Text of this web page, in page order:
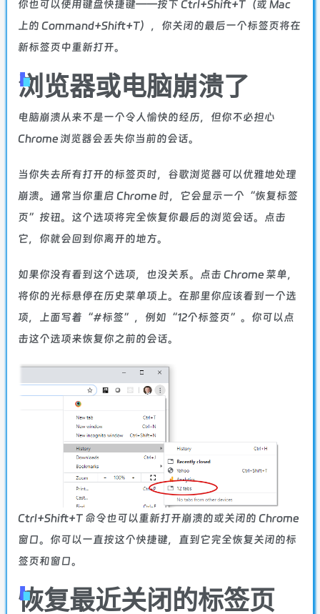
你也可以使用键盘快捷键——按下 Ctrl+Shift+T（或 Mac
上的 Command+Shift+T），你关闭的最后一个标签页将在
新标签页中重新打开。
浏览器或电脑崩溃了
电脑崩溃从来不是一个令人愉快的经历，但你不必担心
Chrome 浏览器会丢失你当前的会话。
当你失去所有打开的标签页时，谷歌浏览器可以优雅地处理
崩溃。通常当你重启 Chrome 时，它会显示一个“恢复标签
页”按钮。这个选项将完全恢复你最后的浏览会话。点击
它，你就会回到你离开的地方。
如果你没有看到这个选项，也没关系。点击 Chrome 菜单，
将你的光标悬停在历史菜单项上。在那里你应该看到一个选
项，上面写着“#标签”，例如“12个标签页”。你可以点
击这个选项来恢复你之前的会话。
Ctrl+Shift+T 命令也可以重新打开崩溃的或关闭的 Chrome
窗口。你可以一直按这个快捷键，直到它完全恢复关闭的标
签页和窗口。
恢复最近关闭的标签页